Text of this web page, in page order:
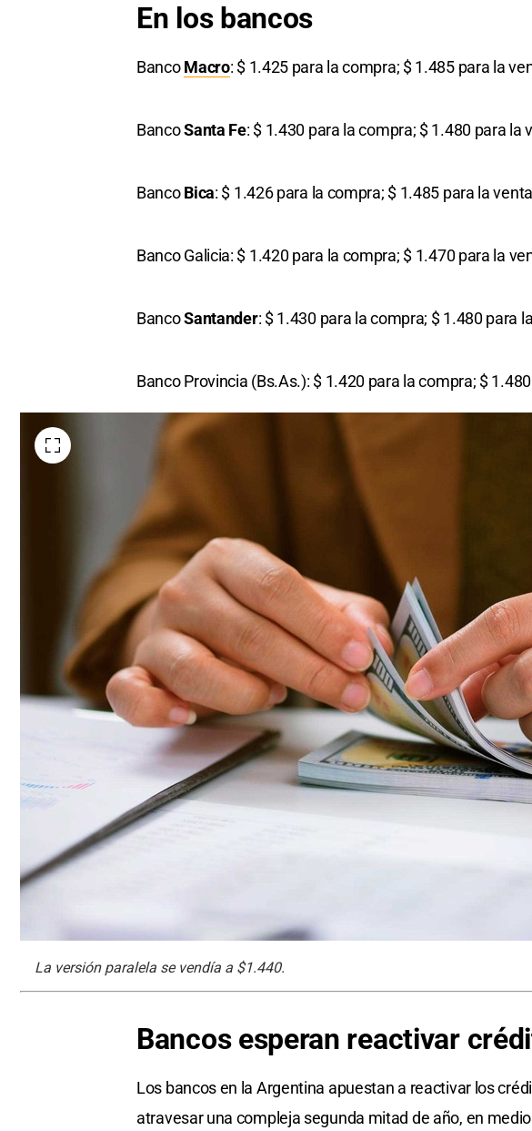
En los bancos
BancoMacro: $ 1.425 para la compra; $ 1.485 para la
BancoSanta Fe: $ 1.430 para la compra; $ 1.480 para la
BancoBica: $ 1.426 para la compra; $ 1.485 para la
Banco Galicia: $ 1.420 para la compra; $ 1.470 para la
BancoSantander: $ 1.430 para la compra; $ 1.480 para
Banco Provincia (Bs.As.): $ 1.420 para la compra; $
La versión paralela se vendía a $1.440.
Bancos esperan reactivar
Los bancos en la Argentina apuestan a reactivar los
atravesar una compleja segunda mitad de año, en